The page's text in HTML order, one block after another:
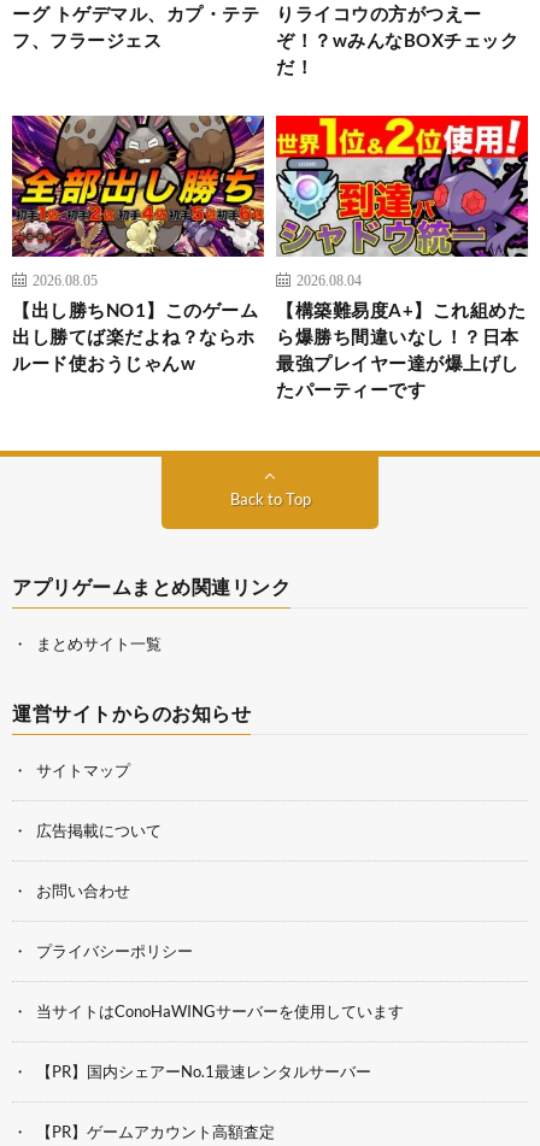
ーグ トゲデマル、カプ・テテ
フ、フラージェス
りライコウの方がつえー
ぞ！？wみんなBOXチェック
だ！
2026.08.05
【出し勝ちNO1】このゲーム
出し勝てば楽だよね？ならホ
ルード使おうじゃんw
2026.08.04
【構築難易度A+】これ組めた
ら爆勝ち間違いなし！？日本
最強プレイヤー達が爆上げし
たパーティーです
Back to Top
アプリゲームまとめ関連リンク
まとめサイト一覧
運営サイトからのお知らせ
サイトマップ
広告掲載について
お問い合わせ
プライバシーポリシー
当サイトはConoHaWINGサーバーを使用しています
【PR】国内シェアーNo.1最速レンタルサーバー
【PR】ゲームアカウント高額査定